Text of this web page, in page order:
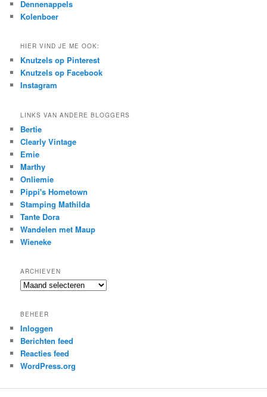
Dennenappels
Kolenboer
HIER VIND JE ME OOK:
Knutzels op Pinterest
Knutzels op Facebook
Instagram
LINKS VAN ANDERE BLOGGERS
Bertie
Clearly Vintage
Emie
Marthy
Onliemie
Pippi's Hometown
Stamping Mathilda
Tante Dora
Wandelen met Maup
Wieneke
ARCHIEVEN
Archieven
BEHEER
Inloggen
Berichten feed
Reacties feed
WordPress.org